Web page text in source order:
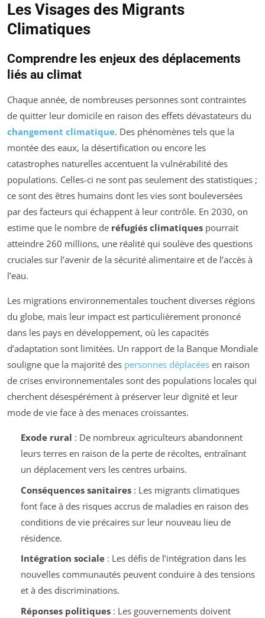
Les Visages des Migrants
Climatiques
Comprendre les enjeux des déplacements
liés au climat
Chaque année, de nombreuses personnes sont contraintes
de quitter leur domicile en raison des effets dévastateurs du
changement climatique. Des phénomènes tels que la
montée des eaux, la désertification ou encore les
catastrophes naturelles accentuent la vulnérabilité des
populations. Celles-ci ne sont pas seulement des statistiques ;
ce sont des êtres humains dont les vies sont bouleversées
par des facteurs qui échappent à leur contrôle. En 2030, on
estime que le nombre de réfugiés climatiques pourrait
atteindre 260 millions, une réalité qui soulève des questions
cruciales sur l’avenir de la sécurité alimentaire et de l’accès à
l’eau.
Les migrations environnementales touchent diverses régions
du globe, mais leur impact est particulièrement prononcé
dans les pays en développement, où les capacités
d’adaptation sont limitées. Un rapport de la Banque Mondiale
souligne que la majorité des personnes déplacées en raison
de crises environnementales sont des populations locales qui
cherchent désespérément à préserver leur dignité et leur
mode de vie face à des menaces croissantes.
Exode rural : De nombreux agriculteurs abandonnent
leurs terres en raison de la perte de récoltes, entraînant
un déplacement vers les centres urbains.
Conséquences sanitaires: Les migrants climatiques
font face à des risques accrus de maladies en raison des
conditions de vie précaires sur leur nouveau lieu de
résidence.
Intégration sociale: Les défis de l’intégration dans les
nouvelles communautés peuvent conduire à des tensions
et à des discriminations.
Réponses politiques: Les gouvernements doivent